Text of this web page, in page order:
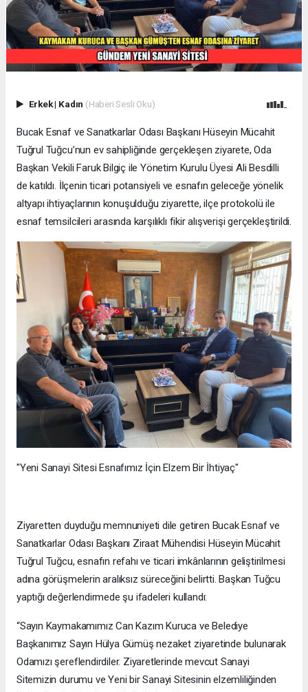
Erkek| Kadın (Haberi Sesli Oku)
Bucak Esnaf ve Sanatkarlar Odası Başkanı Hüseyin Mücahit
Tuğrul Tuğcu’nun ev sahipliğinde gerçekleşen ziyarete, Oda
Başkan Vekili Faruk Bilgiç ile Yönetim Kurulu Üyesi Ali Besdilli
de katıldı. İlçenin ticari potansiyeli ve esnafın geleceğe yönelik
altyapı ihtiyaçlarının konuşulduğu ziyarette, ilçe protokolü ile
esnaf temsilcileri arasında karşılıklı fikir alışverişi gerçekleştirildi.
"Yeni Sanayi Sitesi Esnafımız İçin Elzem Bir İhtiyaç"
Ziyaretten duyduğu memnuniyeti dile getiren Bucak Esnaf ve
Sanatkarlar Odası Başkanı Ziraat Mühendisi Hüseyin Mücahit
Tuğrul Tuğcu, esnafın refahı ve ticari imkânlarının geliştirilmesi
adına görüşmelerin aralıksız süreceğini belirtti. Başkan Tuğcu
yaptığı değerlendirmede şu ifadeleri kullandı:
“Sayın Kaymakamımız Can Kazım Kuruca ve Belediye
Başkanımız Sayın Hülya Gümüş nezaket ziyaretinde bulunarak
Odamızı şereflendirdiler. Ziyaretlerinde mevcut Sanayi
Sitemizin durumu ve Yeni bir Sanayi Sitesinin elzemliliğinden